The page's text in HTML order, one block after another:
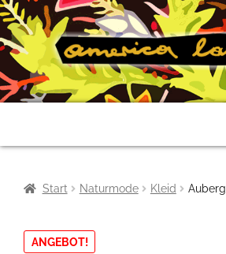
springen
springen
Start Naturmode Kleid
ANGEBOT!